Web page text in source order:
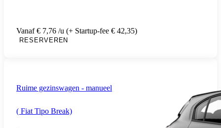
Vanaf € 7,76 /u (+ Startup-fee € 42,35)
RESERVEREN
Ruime gezinswagen - manueel
( Fiat Tipo Break)